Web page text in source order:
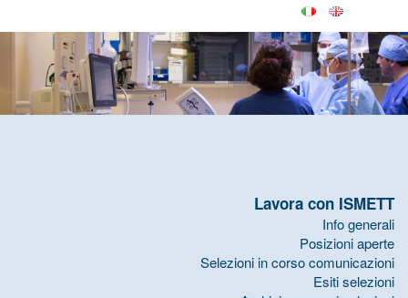
Lavora con ISMETT
Info generali
Posizioni aperte
Selezioni in corso comunicazioni
Esiti selezioni